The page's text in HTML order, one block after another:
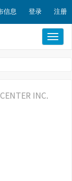
信息 登录 注册
INC.